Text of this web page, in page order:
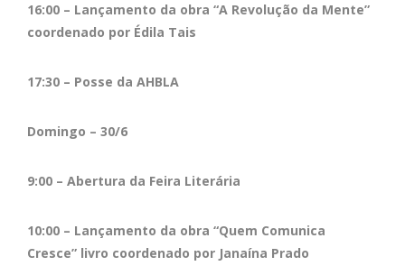
16:00 – Lançamento da obra “A Revolução da Mente”
coordenado por Édila Tais
17:30 – Posse da AHBLA
Domingo – 30/6
9:00 – Abertura da Feira Literária
10:00 – Lançamento da obra “Quem Comunica
Cresce” livro coordenado por Janaína Prado